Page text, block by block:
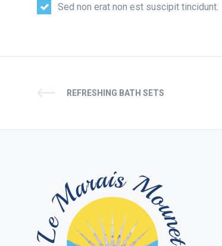
Sed non erat non est suscipit tincidunt.
REFRESHING BATH SETS